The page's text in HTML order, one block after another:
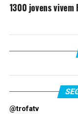
1300 jovens
@trofatv